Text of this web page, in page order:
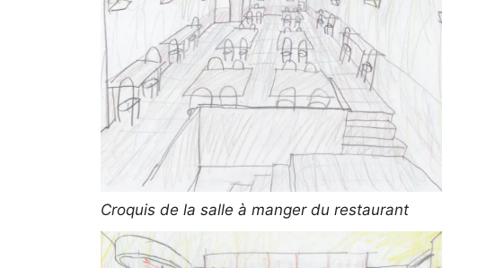
Croquis de la salle à manger du restaurant